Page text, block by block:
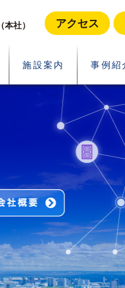
（本社） アクセス
施設案内 事例紹